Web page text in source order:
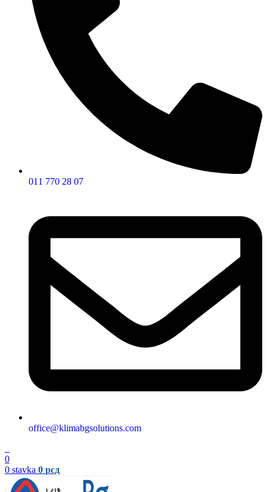
011 770 28 07
office@klimabgsolutions.com
0
0 stavka 0 рсд